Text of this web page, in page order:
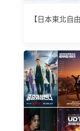
【日本東北自